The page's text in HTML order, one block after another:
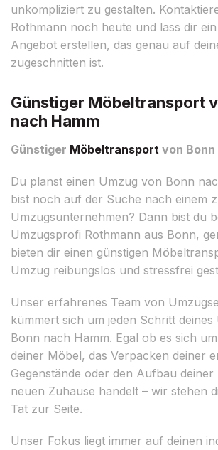
unkompliziert zu gestalten.
Rothmann noch heute und lass dir
Angebot erstellen, das genau auf
zugeschnitten ist.
Günstiger Möbeltransport
nach Hamm
Günstiger Möbeltransport von Bonn
Du planst einen Umzug von Bonn
bist noch auf der Suche nach einem
Umzugsunternehmen? Dann bist du
Umzugsprofi Rothmann aus Bonn,
bieten dir einen günstigen
Umzug reibungslos und stressfrei
Unser erfahrenes Team von
kümmert sich um jeden Schritt deines
Bonn nach Hamm. Egal ob es sich
deiner Möbel, das Verpacken deiner
Gegenstände oder den Aufbau deiner
neuen Zuhause handelt – wir stehen
Tat zur Seite.
Unser Fokus liegt immer auf deinen